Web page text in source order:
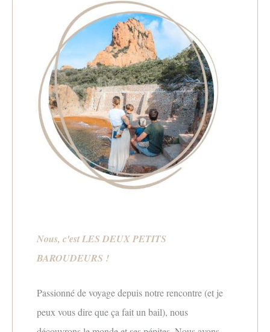
Nous, c'est LES DEUX PETITS
BAROUDEURS !
Passionné de voyage depuis notre rencontre (et je
peux vous dire que ça fait un bail), nous